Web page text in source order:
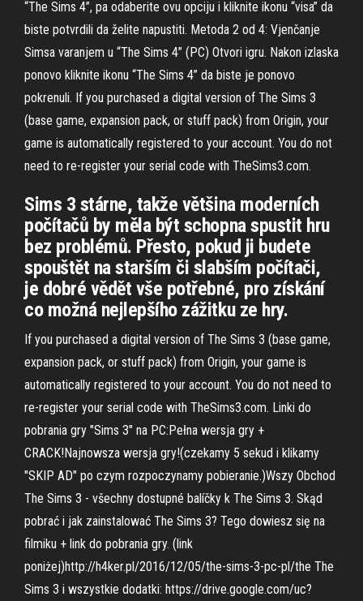
“The Sims 4”, pa odaberite ovu opciju i kliknite ikonu “visa” da
biste potvrdili da želite napustiti. Metoda 2 od 4: Vjenčanje
Simsa varanjem u “The Sims 4” (PC) Otvori igru. Nakon izlaska
ponovo kliknite ikonu “The Sims 4” da biste je ponovo
pokrenuli. If you purchased a digital version of The Sims 3
(base game, expansion pack, or stuff pack) from Origin, your
game is automatically registered to your account. You do not
need to re-register your serial code with TheSims3.com.
Sims 3 stárne, takže většina moderních
počítačů by měla být schopna spustit hru
bez problémů. Přesto, pokud ji budete
spouštět na starším či slabším počítači,
je dobré vědět vše potřebné, pro získání
co možná nejlepšího zážitku ze hry.
If you purchased a digital version of The Sims 3 (base game,
expansion pack, or stuff pack) from Origin, your game is
automatically registered to your account. You do not need to
re-register your serial code with TheSims3.com. Linki do
pobrania gry "Sims 3" na PC:Pełna wersja gry +
CRACK!Najnowsza wersja gry!(czekamy 5 sekud i klikamy
"SKIP AD" po czym rozpoczynamy pobieranie.)Wszy Obchod
The Sims 3 - všechny dostupné balíčky k The Sims 3. Skąd
pobrać i jak zainstalować The Sims 3? Tego dowiesz się na
filmiku + link do pobrania gry. (link
poniżej)http://h4ker.pl/2016/12/05/the-sims-3-pc-pl/the The
Sims 3 i wszystkie dodatki: https://drive.google.com/uc?